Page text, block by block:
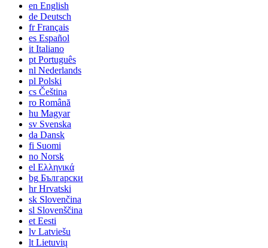
en English
de Deutsch
frFrançais
es Español
it Italiano
pt Português
nl Nederlands
pl Polski
cs Čeština
ro Română
hu Magyar
sv Svenska
da Dansk
fi Suomi
no Norsk
el Ελληνικά
bg Български
hrHrvatski
sk Slovenčina
sl Slovenščina
et Eesti
lv Latviešu
lt Lietuvių